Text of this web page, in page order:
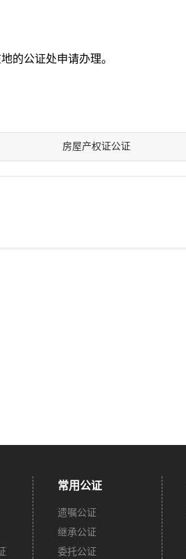
的公证处申请办理。
房屋产权证公证
常用公证
遗嘱公证
继承公证
委托公证